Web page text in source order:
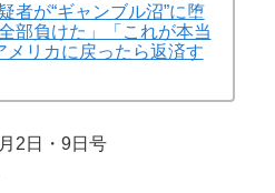
者が“ギャンブル沼”に堕
部負けた」「これが本当
メリカに戻ったら返済す
2日・9日号